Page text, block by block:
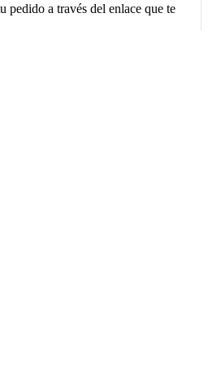
pedido a través del enlace que te